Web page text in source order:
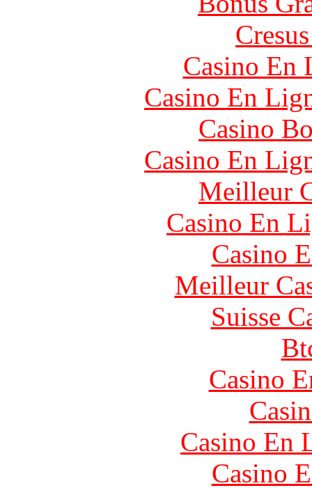
Casino En
Casino En
Casino
Casino En
Meilleur
Casino En
Casino
Meilleur
Suisse
Casino
Casino En
Casino